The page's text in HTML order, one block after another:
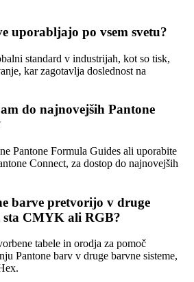
uporabljajo po vsem svetu?
standard v industrijah, kot so tisk,
kar zagotavlja doslednost na
do najnovejših Pantone
Pantone Formula Guides ali uporabite
Connect, za dostop do najnovejših
barve pretvorijo v druge
sta CMYK ali RGB?
tabele in orodja za pomoč
Pantone barv v druge barvne sisteme,